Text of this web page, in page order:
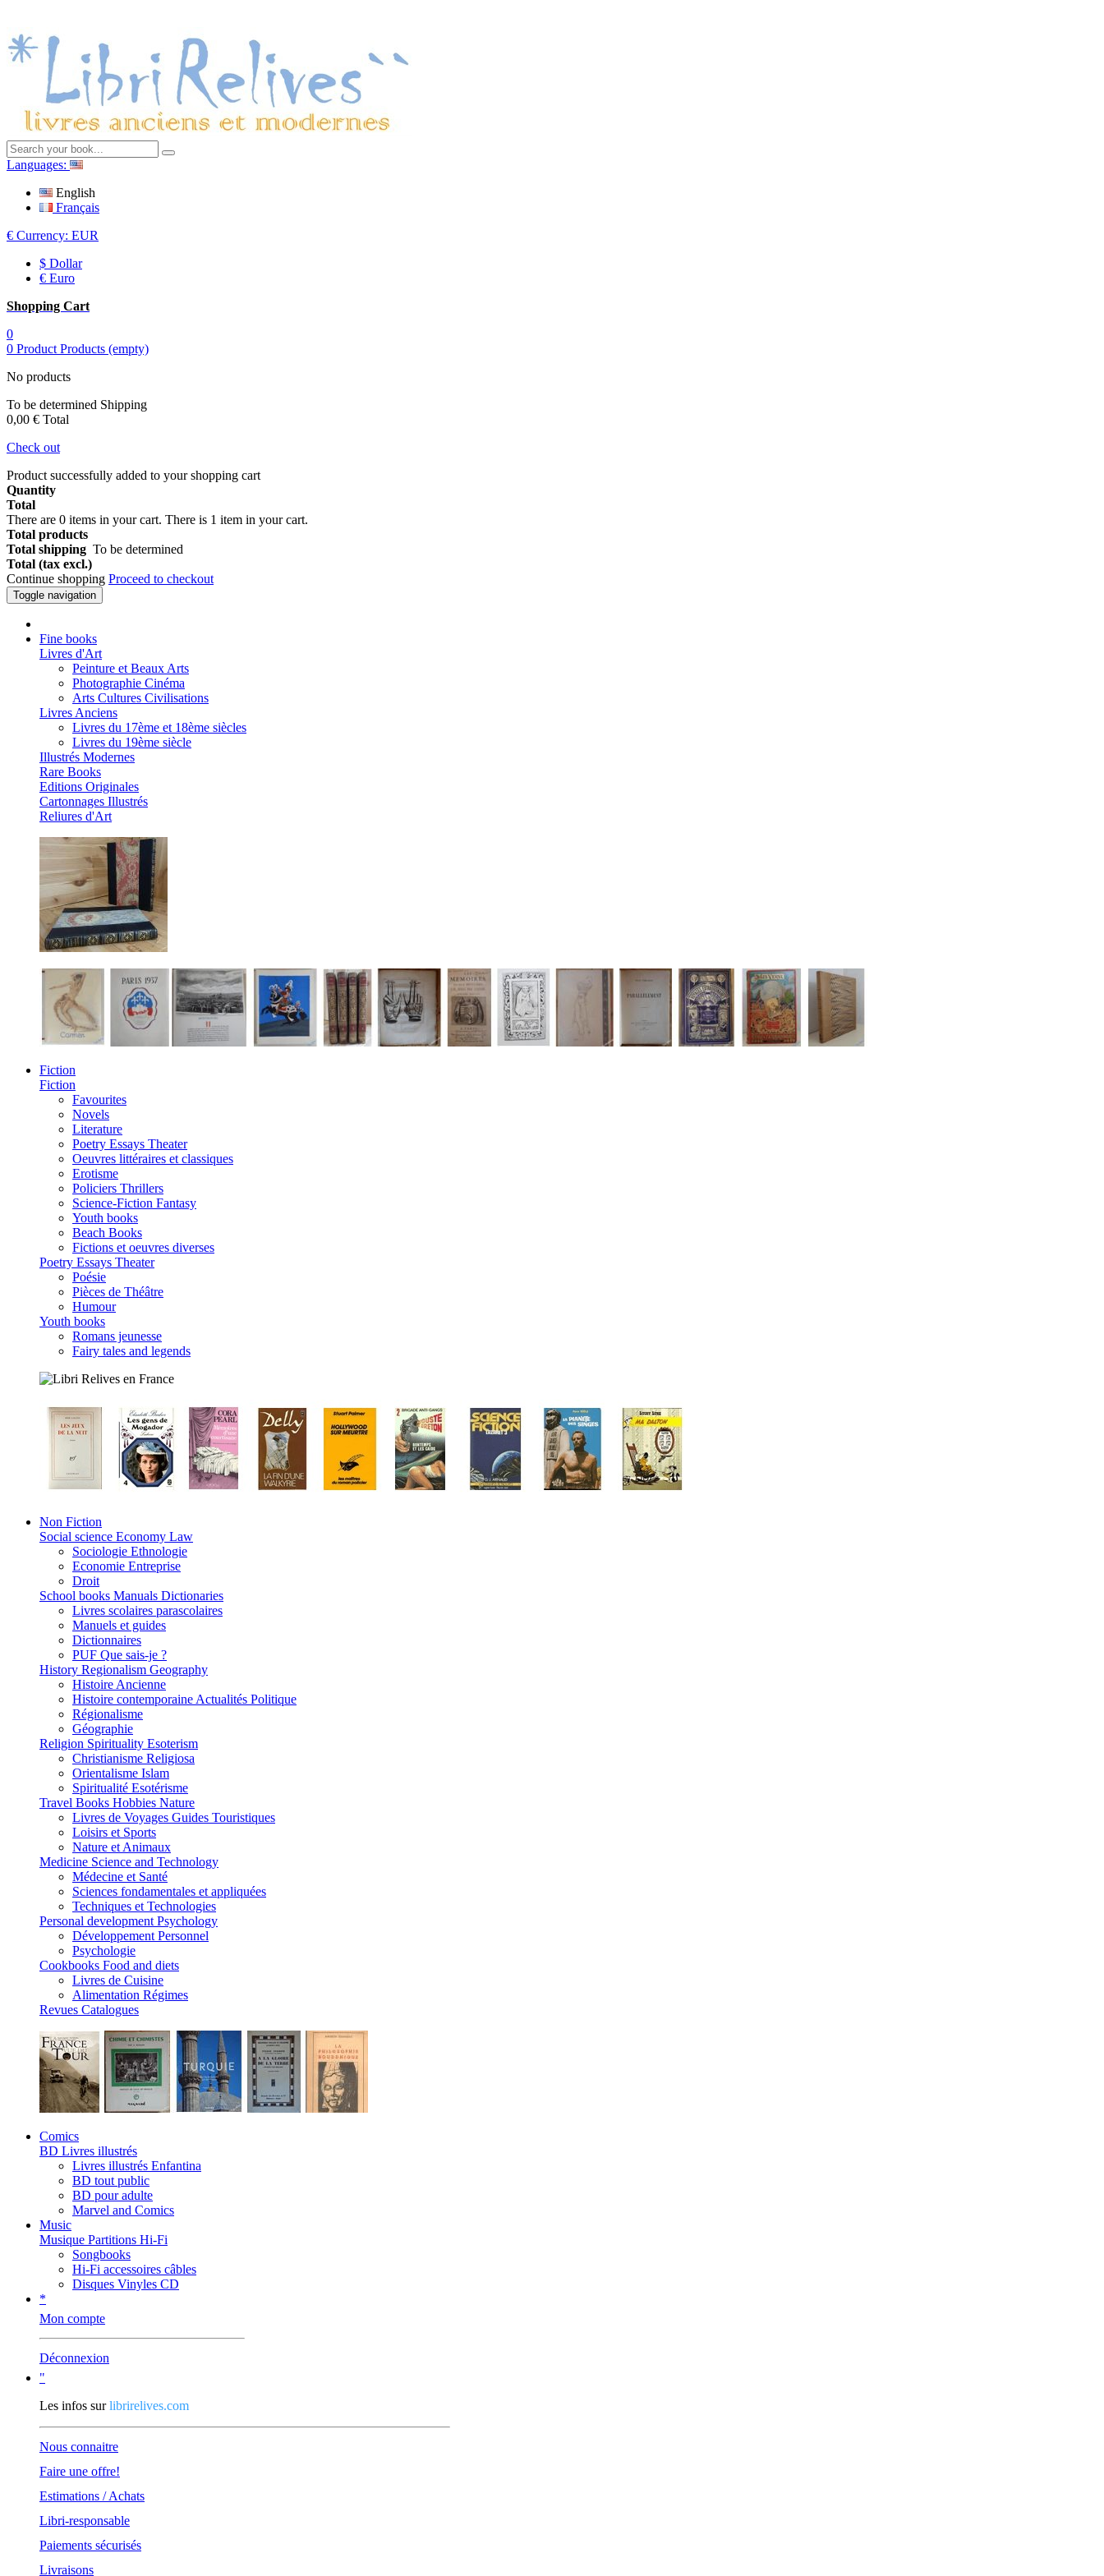
Languages:
English
Français
€ Currency: EUR
$ Dollar
€ Euro
Shopping Cart
0
0 Product Products (empty)
No products
To be determined Shipping
0,00 € Total
Check out
Product successfully added to your shopping cart
Quantity
Total
There are 0 items in your cart. There is 1 item in your cart.
Total products
Total shipping To be determined
Total (tax excl.)
Continue shopping Proceed to checkout
Toggle navigation
Fine books
Livres d'Art
Peinture et Beaux Arts
Photographie Cinéma
Arts Cultures Civilisations
Livres Anciens
Livres du 17ème et 18ème siècles
Livres du 19ème siècle
Illustrés Modernes
Rare Books
Editions Originales
Cartonnages Illustrés
Reliures d'Art
Fiction
Fiction
Favourites
Novels
Literature
Poetry Essays Theater
Oeuvres littéraires et classiques
Erotisme
Policiers Thrillers
Science-Fiction Fantasy
Youth books
Beach Books
Fictions et oeuvres diverses
Poetry Essays Theater
Poésie
Pièces de Théâtre
Humour
Youth books
Romans jeunesse
Fairy tales and legends
Non Fiction
Social science Economy Law
Sociologie Ethnologie
Economie Entreprise
Droit
School books Manuals Dictionaries
Livres scolaires parascolaires
Manuels et guides
Dictionnaires
PUF Que sais-je ?
History Regionalism Geography
Histoire Ancienne
Histoire contemporaine Actualités Politique
Régionalisme
Géographie
Religion Spirituality Esoterism
Christianisme Religiosa
Orientalisme Islam
Spiritualité Esotérisme
Travel Books Hobbies Nature
Livres de Voyages Guides Touristiques
Loisirs et Sports
Nature et Animaux
Medicine Science and Technology
Médecine et Santé
Sciences fondamentales et appliquées
Techniques et Technologies
Personal development Psychology
Développement Personnel
Psychologie
Cookbooks Food and diets
Livres de Cuisine
Alimentation Régimes
Revues Catalogues
Comics
BD Livres illustrés
Livres illustrés Enfantina
BD tout public
BD pour adulte
Marvel and Comics
Music
Musique Partitions Hi-Fi
Songbooks
Hi-Fi accessoires câbles
Disques Vinyles CD
*
Mon compte
Déconnexion
"
Les infos surlibrirelives.com
Nous connaitre
Faire une offre!
Estimations / Achats
Libri-responsable
Paiements sécurisés
Livraisons